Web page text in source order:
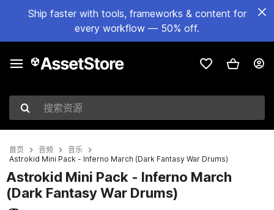
Ship faster with tools, frameworks & content for
every workflow — 50% off.
搜索资源
首页 音频
音乐
Astrokid Mini Pack - Inferno March (Dark Fantasy War Drums)
Astrokid Mini Pack - Inferno March
(Dark Fantasy War Drums)